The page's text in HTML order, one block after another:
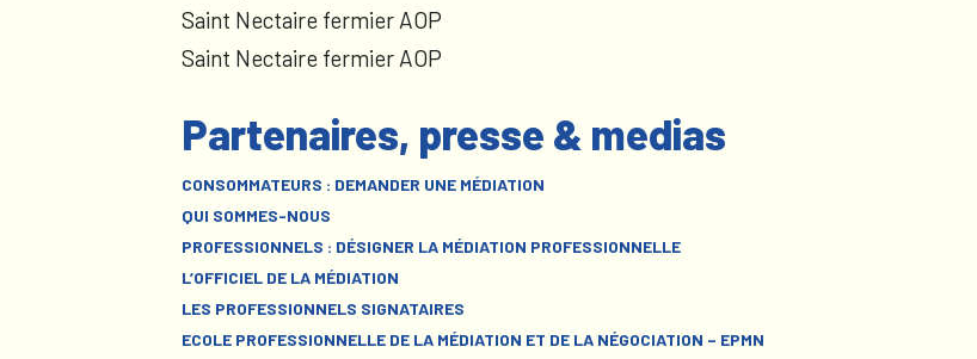
Saint Nectaire fermier AOP
Saint Nectaire fermier AOP
Partenaires, presse & medias
CONSOMMATEURS : DEMANDER UNE MÉDIATION
QUI SOMMES-NOUS
PROFESSIONNELS : DÉSIGNER LA MÉDIATION PROFESSIONNELLE
L’OFFICIEL DE LA MÉDIATION
LES PROFESSIONNELS SIGNATAIRES
ECOLE PROFESSIONNELLE DE LA MÉDIATION ET DE LA NÉGOCIATION – EPMN